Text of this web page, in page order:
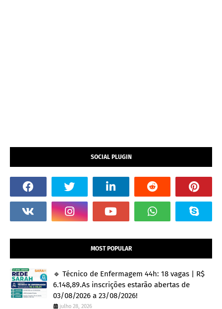
SOCIAL PLUGIN
MOST POPULAR
🔹 Técnico de Enfermagem 44h: 18 vagas | R$
6.148,89.As inscrições estarão abertas de
03/08/2026 a 23/08/2026!
julho 28, 2026